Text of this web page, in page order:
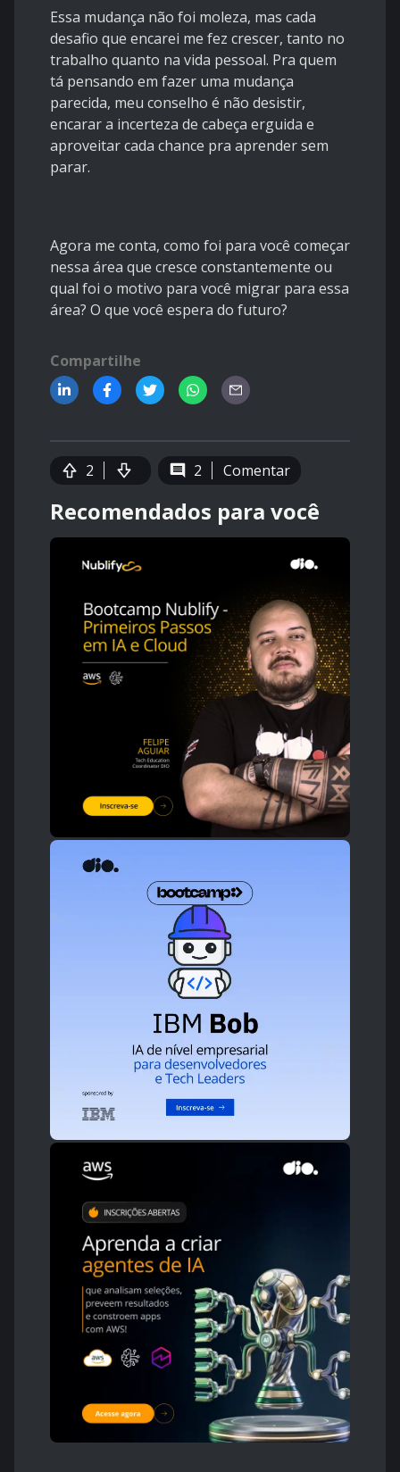
Essa mudança não foi moleza, mas cada
desafio que encarei me fez crescer, tanto no
trabalho quanto na vida pessoal. Pra quem
tá pensando em fazer uma mudança
parecida, meu conselho é não desistir,
encarar a incerteza de cabeça erguida e
aproveitar cada chance pra aprender sem
parar.
Agora me conta, como foi para você começar
nessa área que cresce constantemente ou
qual foi o motivo para você migrar para essa
área? O que você espera do futuro?
Compartilhe
2 2 Comentar
Recomendados para você